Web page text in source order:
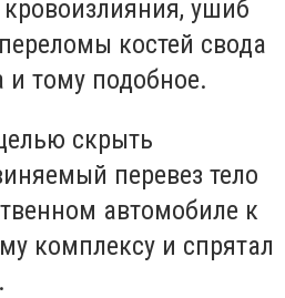
ушиб
костей свода
и тому подобное.
скрыть
перевез тело
автомобиле к
комплексу и спрятал